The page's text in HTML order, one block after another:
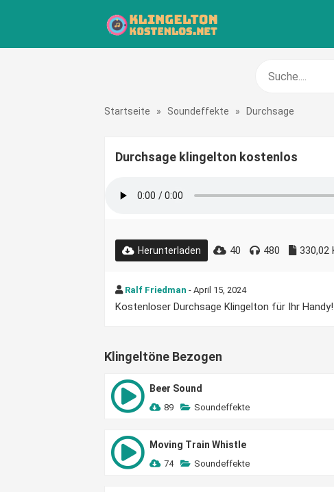
Startseite » Soundeffekte » Durchsage
Durchsage klingelton kostenlos
Herunterladen 40 480 330,02
Ralf Friedman - April 15, 2024
Kostenloser Durchsage Klingelton für Ihr
Klingeltöne Bezogen
Beer Sound
89 Soundeffekte
Moving Train Whistle
74 Soundeffekte